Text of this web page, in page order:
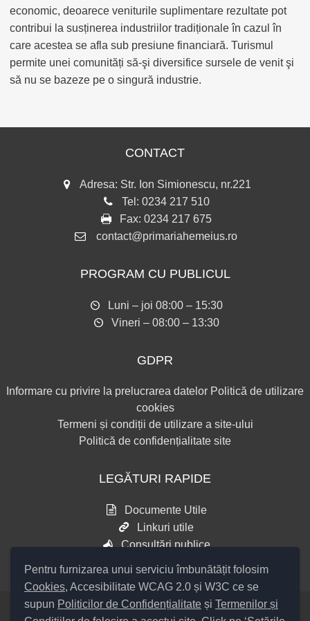
Pentru furnizarea unui serviciu îmbunătățit folosim
Cookies, Accesibilitate WCAG 2.0 și W3C ce se
supun Politicilor de Confidențialitate și Termenilor și
economic, deoarece veniturile suplimentare rezultate pot
contribui la susținerea industriilor tradiționale în cazul în
care acestea se afla sub presiune financiară. Turismul
permite unei comunități să-şi diversifice sursele de venit şi
să nu se bazeze pe o singură industrie.
CONTACT
Adresa: Str. Ion Simionescu, nr.221
Tel: 0234 217 510
Fax: 0234 217 675
contact@primariahemeius.ro
PROGRAM CU PUBLICUL
Luni – joi 08:00 – 15:30
Vineri – 08:00 – 13:30
GDPR
Informare cu privire la prelucrarea datelor Politică de utilizare
cookies
Termeni și condiții de utilizare a site-ului
Politică de confidențialitate site
LEGĂTURI RAPIDE
Documente Utile
Linkuri utile
Consultări publice